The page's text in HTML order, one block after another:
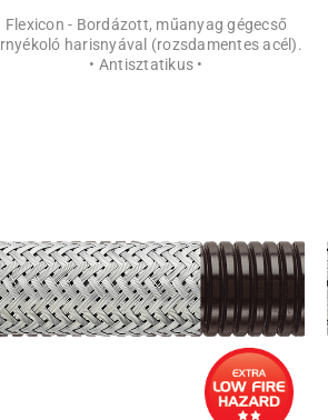
Flexicon - Bordázott, műanyag gégecső
harisnyával (rozsdamentes acél).
• Antisztatikus •